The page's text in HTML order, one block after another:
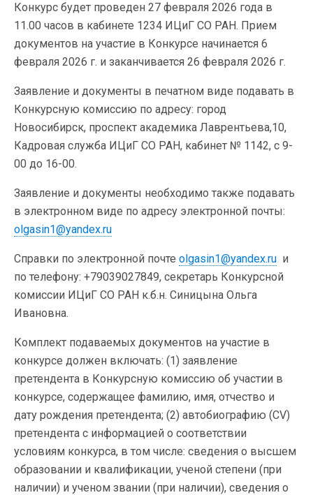
Конкурс будет проведен 27 февраля 2026 года в
11.00 часов в кабинете 1234 ИЦиГ СО РАН. Прием
документов на участие в Конкурсе начинается 6
февраля 2026 г. и заканчивается 26 февраля 2026 г.
Заявление и документы в печатном виде подавать в
Конкурсную комиссию по адресу: город
Новосибирск, проспект академика Лаврентьева,10,
Кадровая служба ИЦиГ СО РАН, кабинет № 1142, с 9-
00 до 16-00.
Заявление и документы необходимо также подавать
в электронном виде по адресу электронной почты:
olgasin1@yandex.ru
Справки по электронной почте olgasin1@yandex.ru и
по телефону: +79039027849, секретарь Конкурсной
комиссии ИЦиГ СО РАН к.б.н. Синицына Ольга
Ивановна.
Комплект подаваемых документов на участие в
конкурсе должен включать: (1) заявление
претендента в Конкурсную комиссию об участии в
конкурсе, содержащее фамилию, имя, отчество и
дату рождения претендента; (2) автобиографию (CV)
претендента с информацией о соответствии
условиям конкурса, в том числе: сведения о высшем
образовании и квалификации, ученой степени (при
наличии) и ученом звании (при наличии), сведения о